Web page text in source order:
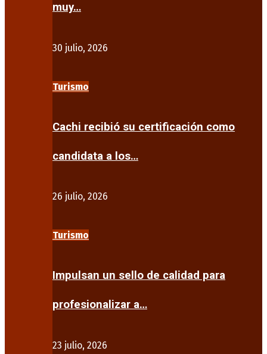
muy…
30 julio, 2026
Turismo
Cachi recibió su certificación como
candidata a los…
26 julio, 2026
Turismo
Impulsan un sello de calidad para
profesionalizar a…
23 julio, 2026